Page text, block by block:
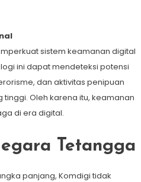
sistem keamanan digital
ini dapat mendeteksi potensi
dan aktivitas penipuan
Oleh karena itu, keamanan
di era digital.
Tetangga
panjang, Komdigi tidak